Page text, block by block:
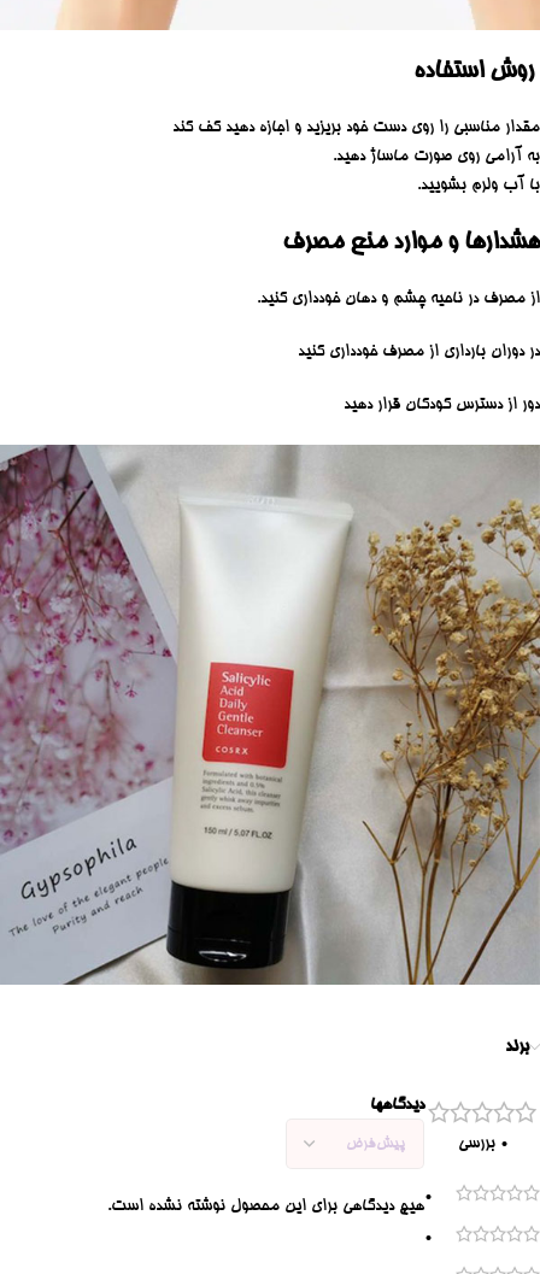
روش استفاده
مقدار مناسبی را روی دست خود بریزید و اجازه دهید کف کند
به آرامی روی صورت ماساژ دهید.
با آب ولرم بشویید.
هشدارها و موارد منع مصرف
از مصرف در ناحیه چشم و دهان خودداری کنید.
در دوران بارداری از مصرف خودداری کنید
دور از دسترس کودکان قرار دهید
برند
0 بررسی
0
0
دیدگاهها
هیچ دیدگاهی برای این محصول نوشته نشده است.